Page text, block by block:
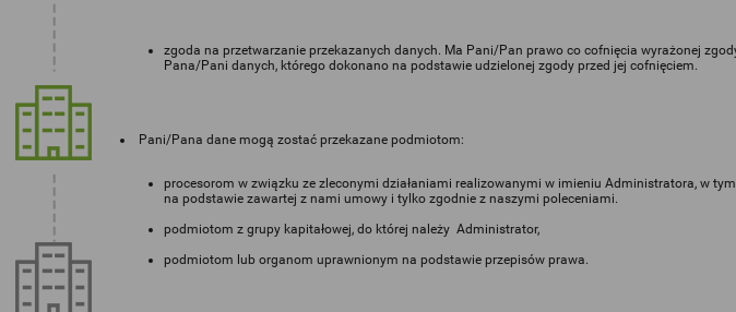
zgoda na przetwarzanie przekazanych danych. Ma Pani/Pan prawo co cofnięcia wyrażonej
Pana/Pani danych, którego dokonano na podstawie udzielonej zgody przed jej cofnięciem.
Pani/Pana dane mogą zostać przekazane podmiotom:
procesorom w związku ze zleconymi działaniami realizowanymi w imieniu Administratora, w
na podstawie zawartej z nami umowy i tylko zgodnie z naszymi poleceniami.
podmiotom z grupy kapitałowej, do której należy Administrator,
podmiotom lub organom uprawnionym na podstawie przepisów prawa.